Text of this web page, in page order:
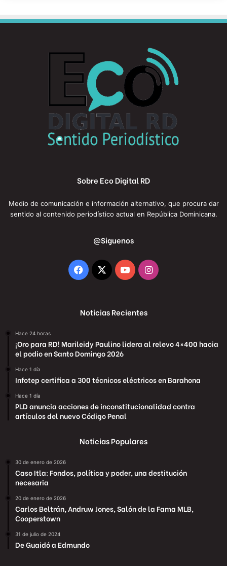
Sobre Eco Digital RD
Medio de comunicación e información alternativo, que procura dar
sentido al contenido periodístico actual en República Dominicana.
@Siguenos
Facebook
X YouTubeInstagram
Noticias Recientes
Hace 24 horas
¡Oro para RD! Marileidy Paulino lidera al relevo 4×400 hacia
el podio en Santo Domingo 2026
Hace 1 día
Infotep certifica a 300 técnicos eléctricos en Barahona
Hace 1 día
PLD anuncia acciones de inconstitucionalidad contra
artículos del nuevo Código Penal
Noticias Populares
30 de enero de 2026
Caso Itla: Fondos, política y poder, una destitución
necesaria
20 de enero de 2026
Carlos Beltrán, Andruw Jones, Salón de la Fama MLB,
Cooperstown
31 de julio de 2024
De Guaidó a Edmundo